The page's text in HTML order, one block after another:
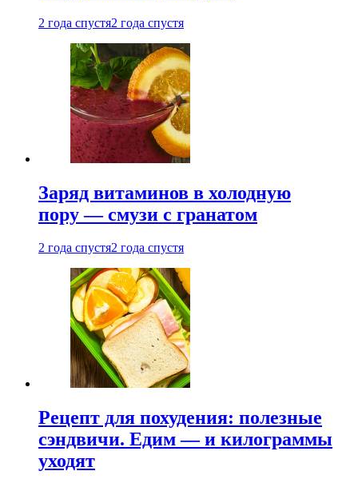
2 года спустя2 года спустя
Заряд витаминов в холодную
пору — смузи с гранатом
2 года спустя2 года спустя
Рецепт для похудения: полезные
сэндвичи. Едим — и килограммы
уходят